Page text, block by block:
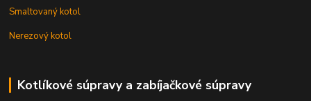
Smaltovaný kotol
Nerezový kotol
Kotlíkové súpravy a zabíjačkové súpravy